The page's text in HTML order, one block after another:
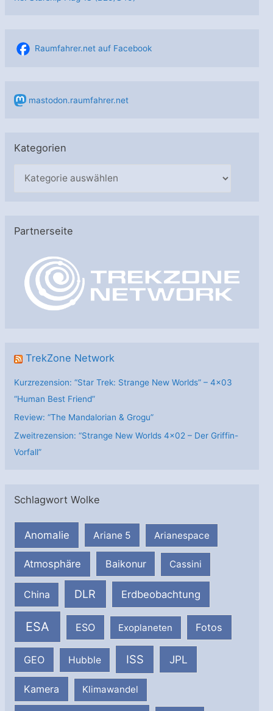
Raumfahrer.net auf Facebook
mastodon.raumfahrer.net
Kategorien
g
Partnerseite
TrekZone Network
Kurzrezension: “Star Trek: Strange New Worlds” – 4×03
“Human Best Friend”
Review: “The Mandalorian & Grogu”
Zweitrezension: “Strange New Worlds 4×02 – Der Griffin-
Vorfall”
Schlagwort Wolke
Anomalie Ariane 5 Arianespace
Atmosphäre Baikonur Cassini
China DLR Erdbeobachtung
ESA ESO Exoplaneten Fotos
GEO Hubble ISS JPL
Kamera Klimawandel